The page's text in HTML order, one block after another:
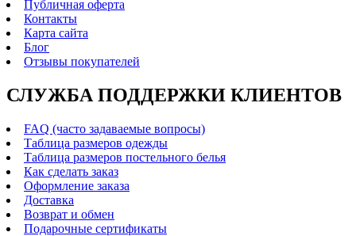
Публичная оферта
Контакты
Карта сайта
Блог
Отзывы покупателей
СЛУЖБА ПОДДЕРЖКИ КЛИЕНТОВ
FAQ (часто задаваемые вопросы)
Таблица размеров одежды
Таблица размеров постельного белья
Как сделать заказ
Оформление заказа
Доставка
Возврат и обмен
Подарочные сертификаты